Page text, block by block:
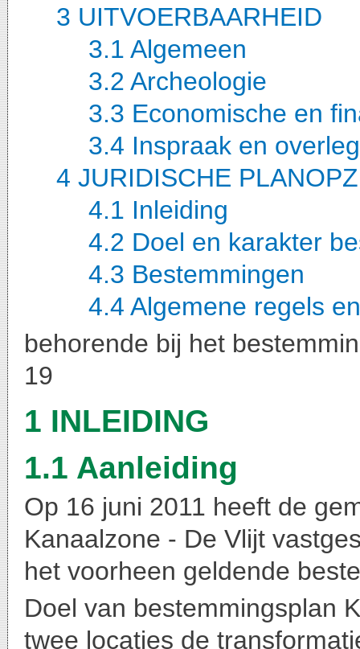
3 UITVOERBAARHEID
3.1 Algemeen
3.2 Archeologie
3.3 Economische en
3.4 Inspraak en overleg
4 JURIDISCHE
4.1 Inleiding
4.2 Doel en karakter
4.3 Bestemmingen
4.4 Algemene regels
behorende bij het
19
1 INLEIDING
1.1 Aanleiding
Op 16 juni 2011 heeft de
Kanaalzone - De Vlijt
het voorheen geldende
Doel van bestemmingsplan
twee locaties de